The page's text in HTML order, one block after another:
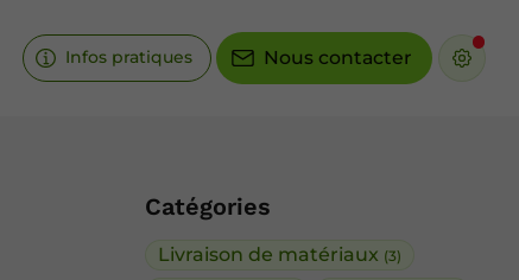
Infos pratiques Nous contacter
Catégories
Livraison de matériaux (3)